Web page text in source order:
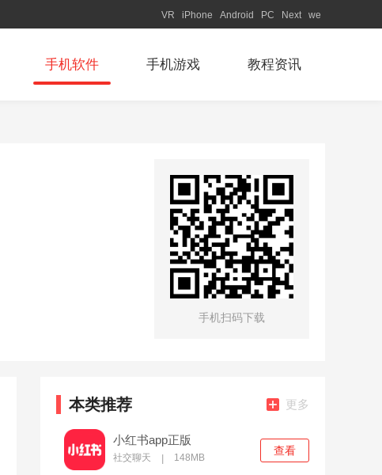
VR iPhone Android PC Next we
手机软件 手机游戏 教程资讯
手机扫码下载
本类推荐 更多
小红书app正版
社交聊天 148MB
查看